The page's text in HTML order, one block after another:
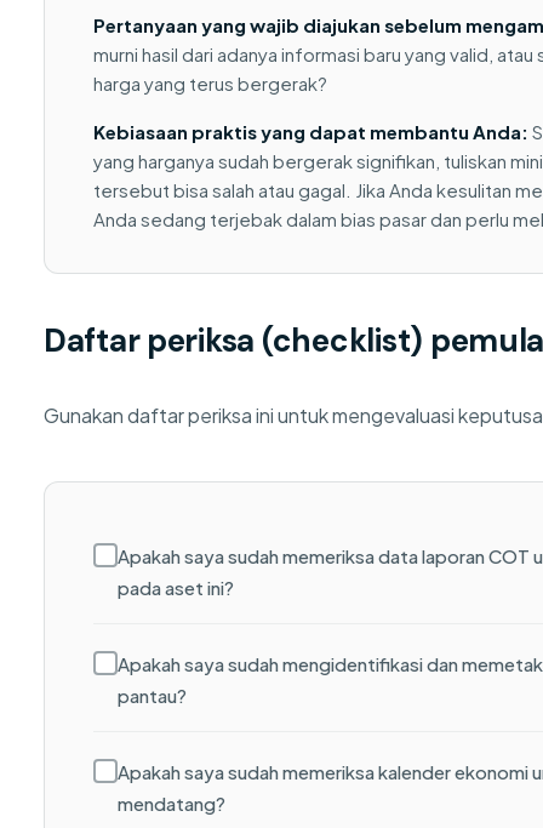
Pertanyaan yang wajib diajukan sebelum
murni hasil dari adanya informasi baru yang valid,
harga yang terus bergerak?
Kebiasaan praktis yang dapat membantu Anda:
yang harganya sudah bergerak signifikan, tuliskan
tersebut bisa salah atau gagal. Jika Anda kesulitan
Anda sedang terjebak dalam bias pasar dan perlu
Daftar periksa (checklist)
Gunakan daftar periksa ini untuk mengevaluasi
Apakah saya sudah memeriksa data laporan
pada aset ini?
Apakah saya sudah mengidentifikasi dan
pantau?
Apakah saya sudah memeriksa kalender ekonomi
mendatang?